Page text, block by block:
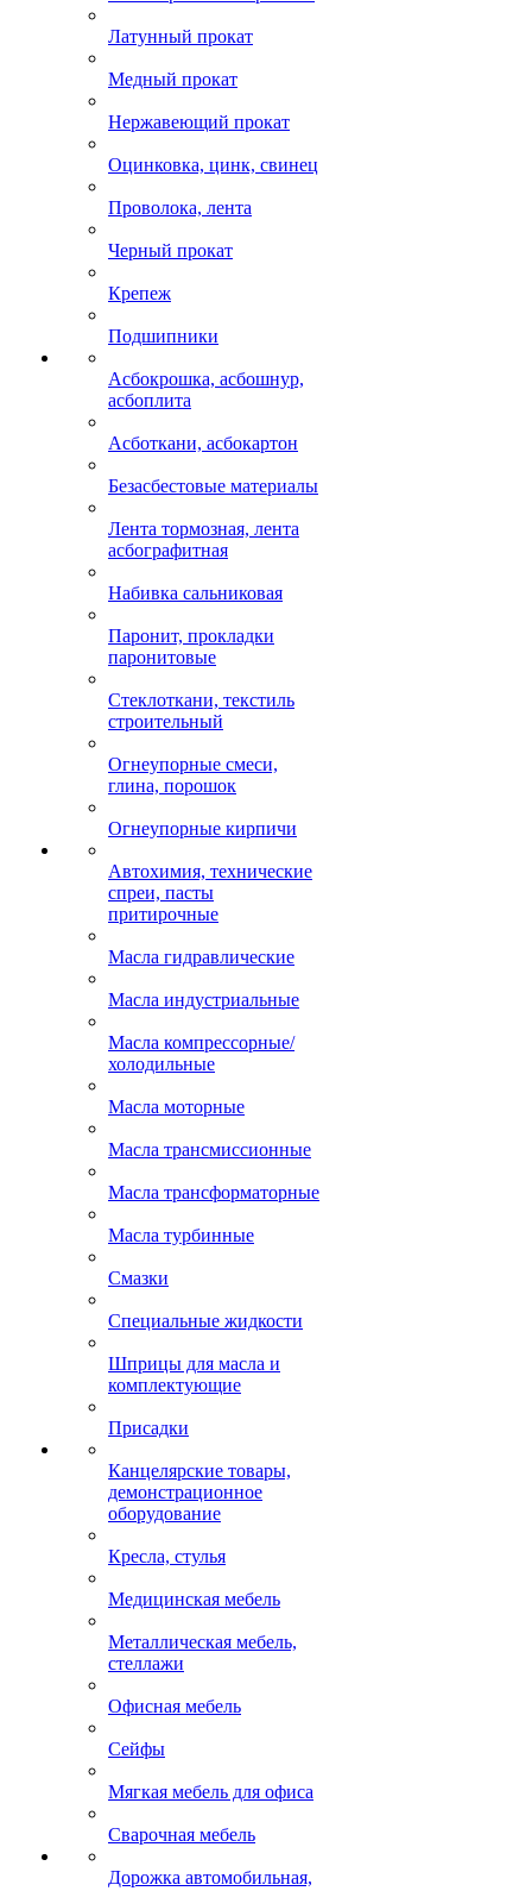
Латунный прокат
Медный прокат
Нержавеющий прокат
Оцинковка, цинк, свинец
Проволока, лента
Черный прокат
Крепеж
Подшипники
Асбокрошка, асбошнур,
асбоплита
Асботкани, асбокартон
Безасбестовые материалы
Лента тормозная, лента
асбографитная
Набивка сальниковая
Паронит, прокладки
паронитовые
Стеклоткани, текстиль
строительный
Огнеупорные смеси,
глина, порошок
Огнеупорные кирпичи
Автохимия, технические
спреи, пасты
притирочные
Масла гидравлические
Масла индустриальные
Масла компрессорные/
холодильные
Масла моторные
Масла трансмиссионные
Масла трансформаторные
Масла турбинные
Смазки
Специальные жидкости
Шприцы для масла и
комплектующие
Присадки
Канцелярские товары,
демонстрационное
оборудование
Кресла, стулья
Медицинская мебель
Металлическая мебель,
стеллажи
Офисная мебель
Сейфы
Мягкая мебель для офиса
Сварочная мебель
Дорожка автомобильная,